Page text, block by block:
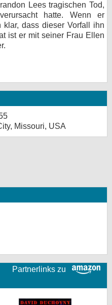
Lees tragischen Tod,
hatte. Wenn er
dass dieser Vorfall ihn
ist er mit seiner Frau Ellen
Missouri, USA
Partnerlinks zu